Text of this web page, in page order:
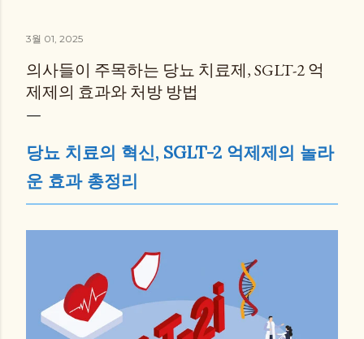
3월 01, 2025
의사들이 주목하는 당뇨 치료제, SGLT-2 억
제제의 효과와 처방 방법
당뇨 치료의 혁신, SGLT-2 억제제의 놀라
운 효과 총정리